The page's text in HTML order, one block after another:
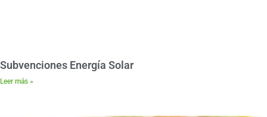
Subvenciones Energía Solar
Leer más »